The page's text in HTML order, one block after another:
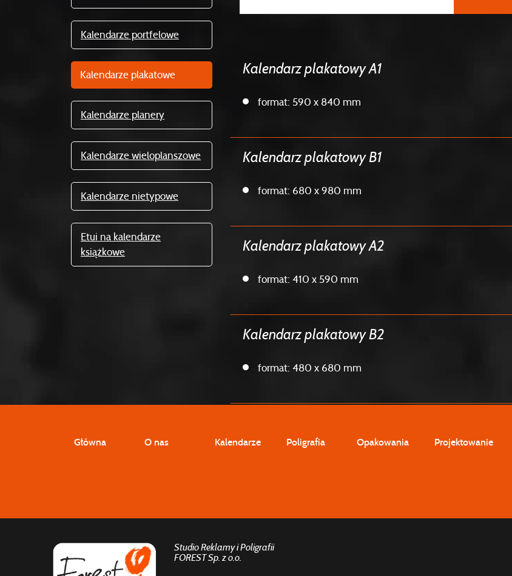
Kalendarze portfelowe
Kalendarze plakatowe
Kalendarze planery
Kalendarze wieloplanszowe
Kalendarze nietypowe
Etui na kalendarze
książkowe
Kalendarz plakatowy A1
format: 590 x 840 mm
Kalendarz plakatowy B1
format: 680 x 980 mm
Kalendarz plakatowy A2
format: 410 x 590 mm
Kalendarz plakatowy B2
format: 480 x 680 mm
Główna O nas Kalendarze Poligrafia Opakowania Projektowanie
Studio Reklamy i Poligrafii
FOREST Sp. z o.o.